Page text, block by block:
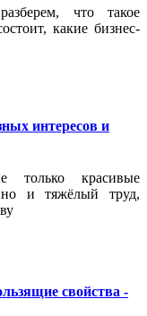
что такое
какие бизнес-
интересов и
красивые
и тяжёлый труд,
свойства -